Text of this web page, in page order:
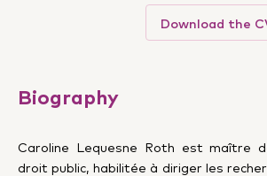
Download the
Biography
Caroline Lequesne Roth est maître
droit public, habilitée à diriger les